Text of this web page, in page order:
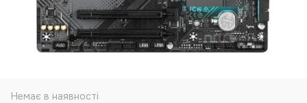
Немає в наявності